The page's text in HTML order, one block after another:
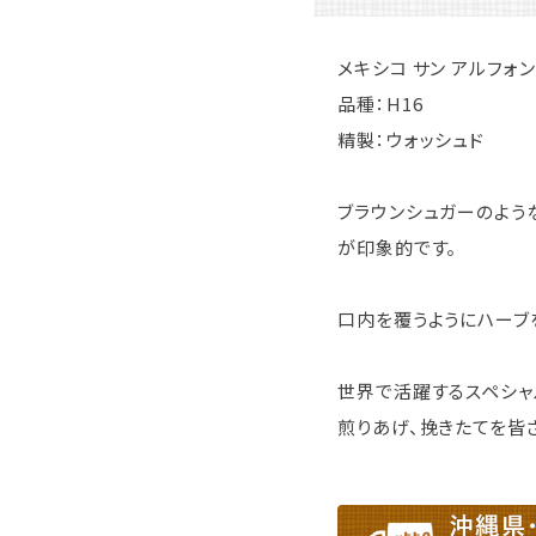
メキシコ サン アルフォ
品種：H16
精製：ウォッシュド
ブラウンシュガーのよ
が印象的です。
口内を覆うようにハー
世界で活躍するスペシ
煎りあげ、挽きたてを皆